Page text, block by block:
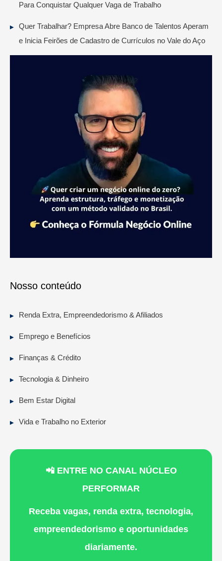
Para Conquistar Qualquer Vaga de Trabalho
Quer Trabalhar? Empresa Abre Banco de Talentos Aperam
e Inicia Feirões de Cadastro de Currículos no Vale do Aço
Nosso conteúdo
Renda Extra, Empreendedorismo & Afiliados
Emprego e Benefícios
Finanças & Crédito
Tecnologia & Dinheiro
Bem Estar Digital
Vida e Trabalho no Exterior
📲 ENTRE NO CANAL NÚCLEO
PERFORMAR
Receba vagas, renda extra, tecnologia,
empreendedorismo e oportunidades
diariamente.